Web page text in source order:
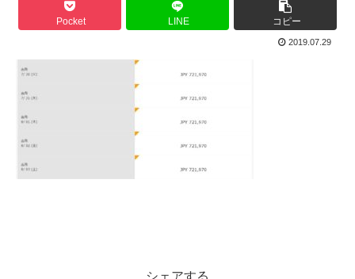
Pocket LINE コピー
2019.07.29